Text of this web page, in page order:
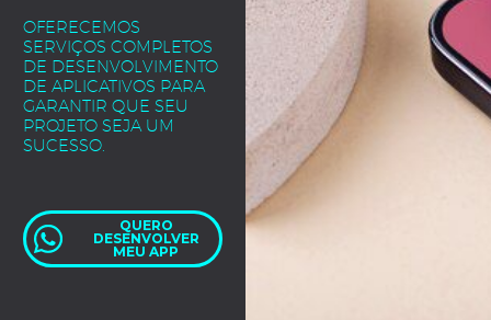
OFERECEMOS
SERVIÇOS COMPLETOS
DE DESENVOLVIMENTO
DE APLICATIVOS PARA
GARANTIR QUE SEU
PROJETO SEJA UM
SUCESSO.
QUERO
DESENVOLVER
MEU APP